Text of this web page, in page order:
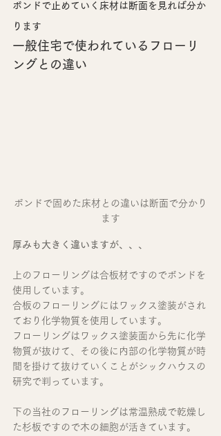
ボンドで止めていく床材は断面を見れば分か
ります
一般住宅で使われているフローリ
ングとの違い
ボンドで固めた床材との違いは断面で分かり
ます
厚みも大きく違いますが、、、
上のフローリングは合板材ですのでボンドを
使用しています。
合板のフローリングにはワックス塗装がされ
ており化学物質を使用しています。
フローリングはワックス塗装面から先に化学
物質が抜けて、その後に内部の化学物質が時
間を掛けて抜けていくことがシックハウスの
研究で判っています。
下の当社のフローリングは常温熟成で乾燥し
た杉板ですので木の細胞が活きています。